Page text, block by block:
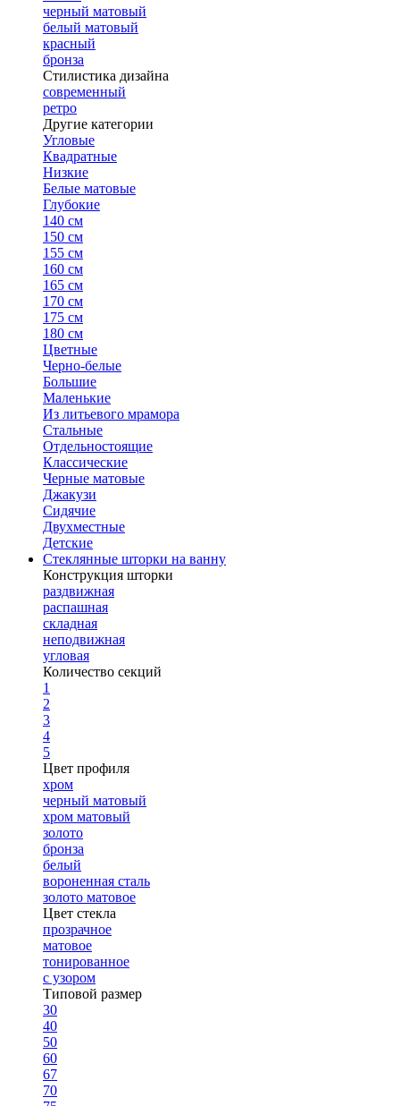
черный матовый
белый матовый
красный
бронза
Стилистика дизайна
современный
ретро
Другие категории
Угловые
Квадратные
Низкие
Белые матовые
Глубокие
140 см
150 см
155 см
160 см
165 см
170 см
175 см
180 см
Цветные
Черно-белые
Большие
Маленькие
Из литьевого мрамора
Стальные
Отдельностоящие
Классические
Черные матовые
Джакузи
Сидячие
Двухместные
Детские
Стеклянные шторки на ванну
Конструкция шторки
раздвижная
распашная
складная
неподвижная
угловая
Количество секций
1
2
3
4
5
Цвет профиля
хром
черный матовый
хром матовый
золото
бронза
белый
вороненная сталь
золото матовое
Цвет стекла
прозрачное
матовое
тонированное
с узором
Типовой размер
30
40
50
60
67
70